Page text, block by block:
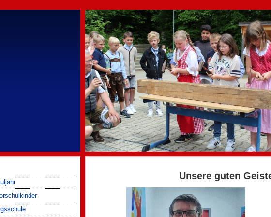
Unsere guten